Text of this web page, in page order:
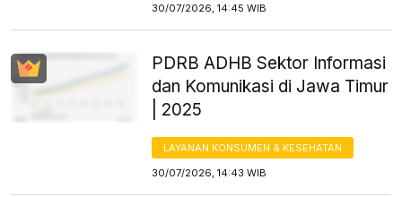
30/07/2026, 14:45 WIB
PDRB ADHB Sektor Informasi
dan Komunikasi di Jawa Timur
| 2025
LAYANAN KONSUMEN & KESEHATAN
30/07/2026, 14:43 WIB